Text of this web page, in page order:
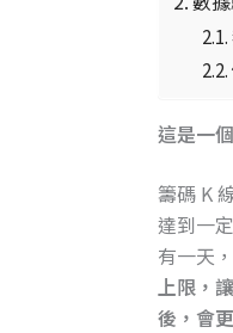
這是一
籌碼 K
達到一
有一天
上限，
後，會